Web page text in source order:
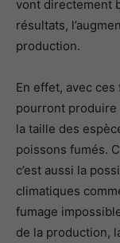
vont directement
résultats,
production.
En effet, avec
pourront produire
la taille des
poissons fumés.
c’est aussi la
climatiques
fumage
de la production,